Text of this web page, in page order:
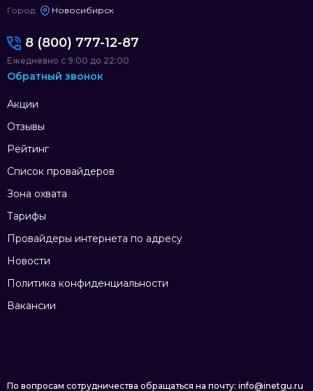
Город: Новосибирск
Акции
Отзывы
Рейтинг
Список провайдеров
Зона охвата
Тарифы
Провайдеры интернета по адресу
Новости
Политика конфиденциальности
Вакансии
8 (800) 777-12-87
Ежедневно с 9:00 до 22:00
Обратный звонок
По вопросам сотрудничества обращаться на почту: info@inetgu.ru